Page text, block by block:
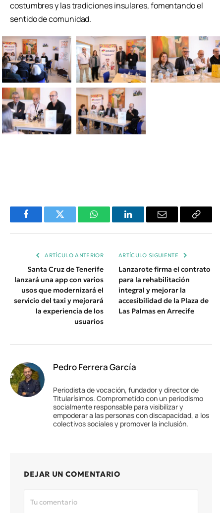
costumbres y las tradiciones insulares, fomentando el
sentido de comunidad.
FacebookTwitter WhatsAppLinkedInEmail
Copiar
ARTÍCULO ANTERIOR
Santa Cruz de Tenerife
lanzará una app con varios
usos que modernizará el
servicio del taxi y mejorará
la experiencia de los
usuarios
ARTÍCULO SIGUIENTE
Lanzarote firma el contrato
para la rehabilitación
integral y mejorar la
accesibilidad de la Plaza de
Las Palmas en Arrecife
Pedro Ferrera García
Periodista de vocación, fundador y director de
Titularísimos. Comprometido con un periodismo
socialmente responsable para visibilizar y
empoderar a las personas con discapacidad, a los
colectivos sociales y promover la inclusión.
DEJAR UN COMENTARIO